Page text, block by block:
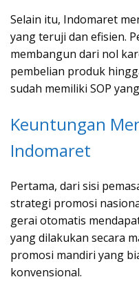
Selain itu, Indomaret
yang teruji dan efisien.
membangun dari nol
pembelian produk
sudah memiliki SOP
Keuntungan
Indomaret
Pertama, dari sisi
strategi promosi
gerai otomatis
yang dilakukan secara
promosi mandiri yang
konvensional.